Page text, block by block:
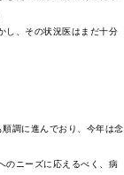
し、その状況医はまだ十分
調に進んでおり、今年は念
のニーズに応えるべく、病